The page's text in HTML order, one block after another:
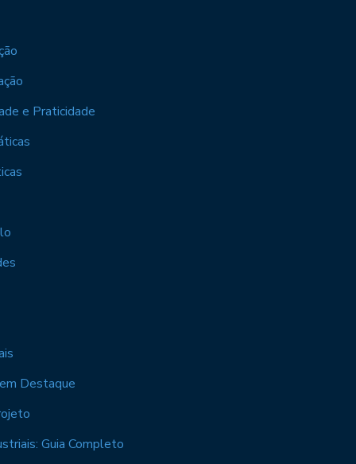
e Praticidade
Destaque
Guia Completo